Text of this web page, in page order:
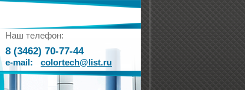
Наш телефон:
8 (3462) 70-77-44
e-mail: colortech@list.ru